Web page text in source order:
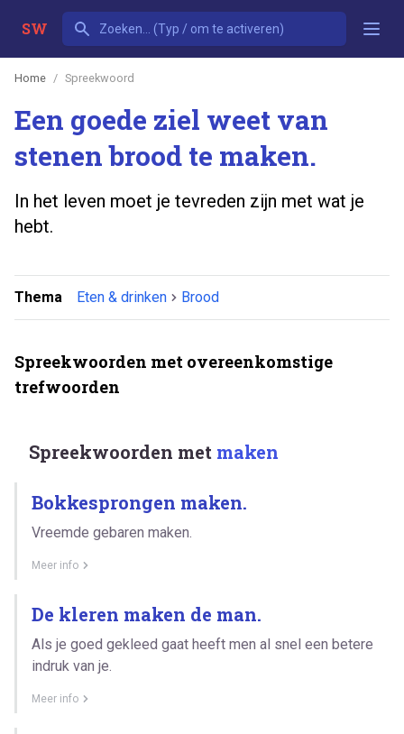
SW
Home Spreekwoord
Een goede ziel weet van
stenen brood te maken.
In het leven moet je tevreden zijn met wat je
hebt.
Thema Eten & drinken Brood
Spreekwoorden met overeenkomstige
trefwoorden
Spreekwoorden met maken
Bokkesprongen maken.
Vreemde gebaren maken.
Meer info
De kleren maken de man.
Als je goed gekleed gaat heeft men al snel een betere
indruk van je.
Meer info